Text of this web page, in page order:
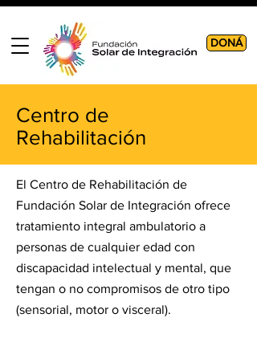
DONÁ
Centro de
Rehabilitación
El Centro de Rehabilitación de
Fundación Solar de Integración ofrece
tratamiento integral ambulatorio a
personas de cualquier edad con
discapacidad intelectual y mental, que
tengan o no compromisos de otro tipo
(sensorial, motor o visceral).